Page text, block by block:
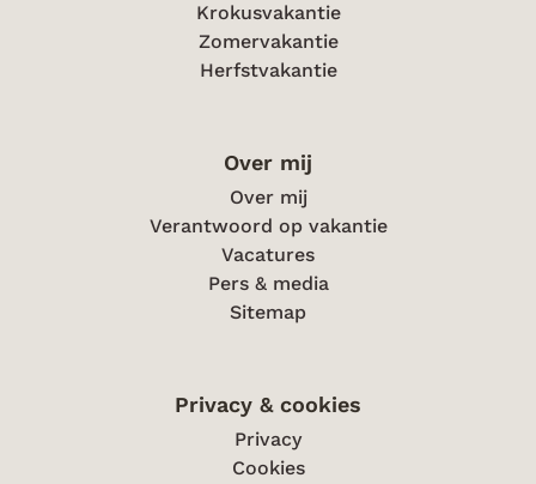
Krokusvakantie
Zomervakantie
Herfstvakantie
Over mij
Over mij
Verantwoord op vakantie
Vacatures
Pers & media
Sitemap
Privacy & cookies
Privacy
Cookies